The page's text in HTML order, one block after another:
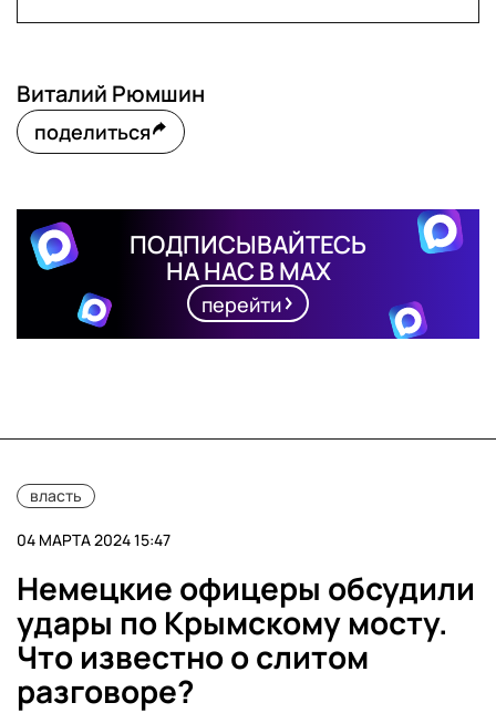
Виталий Рюмшин
поделиться
ПОДПИСЫВАЙТЕСЬ
НА НАС В MAX
перейти
власть
04 МАРТА 2024 15:47
Немецкие офицеры обсудили
удары по Крымскому мосту.
Что известно о слитом
разговоре?